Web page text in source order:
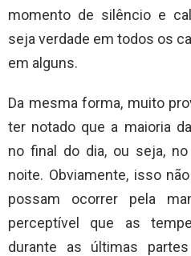
momento de silêncio e
seja verdade em todos os
em alguns.
Da mesma forma, muito
ter notado que a maioria
no final do dia, ou seja,
noite. Obviamente, isso
possam ocorrer pela
perceptível que as
durante as últimas